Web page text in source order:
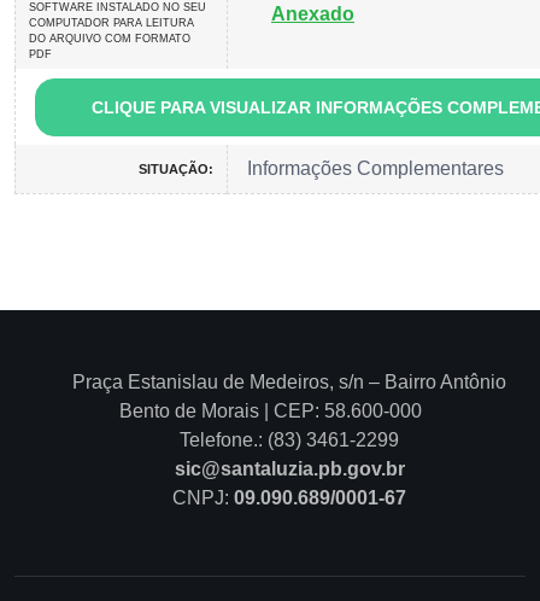
SOFTWARE INSTALADO NO SEU
COMPUTADOR PARA LEITURA
DO ARQUIVO COM FORMATO
PDF
Anexado
CLIQUE PARA VISUALIZAR INFORMAÇÕES
SITUAÇÃO: Informações Complementares
Praça Estanislau de Medeiros, s/n – Bairro Antônio
Bento de Morais | CEP: 58.600-000
Telefone.: (83) 3461-2299
sic@santaluzia.pb.gov.br
CNPJ: 09.090.689/0001-67